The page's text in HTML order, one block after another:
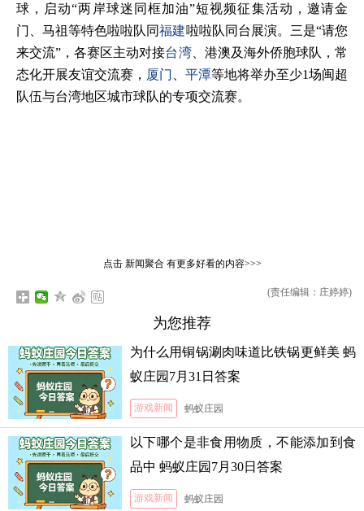
球，启动“两岸球迷同框加油”短视频征集活动，邀请金
门、马祖等特色啦啦队同福建啦啦队同台展演。三是“请您
来交流”，各赛区主动对接台湾、港澳及海外侨胞球队，常
态化开展友谊交流赛， 厦门 平潭等地将举办至少1场闽超
队伍与台湾地区城市球队的专项交流赛。
点击 新闻聚合有更多好看的内容>>>
(责任编辑：庄婷婷)
为您推荐
为什么用铜锅涮肉味道比铁锅更鲜美 蚂
蚁庄园7月31日答案
游戏新闻 蚂蚁庄园
以下哪个是非食用物质，不能添加到食
品中 蚂蚁庄园7月30日答案
游戏新闻 蚂蚁庄园